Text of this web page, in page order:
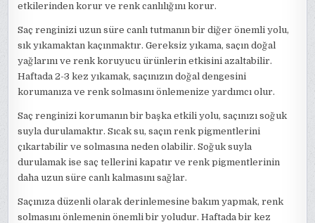
etkilerinden korur ve renk canlılığını korur.
Saç renginizi uzun süre canlı tutmanın bir diğer önemli yolu,
sık yıkamaktan kaçınmaktır. Gereksiz yıkama, saçın doğal
yağlarını ve renk koruyucu ürünlerin etkisini azaltabilir.
Haftada 2-3 kez yıkamak, saçınızın doğal dengesini
korumanıza ve renk solmasını önlemenize yardımcı olur.
Saç renginizi korumanın bir başka etkili yolu, saçınızı soğuk
suyla durulamaktır. Sıcak su, saçın renk pigmentlerini
çıkartabilir ve solmasına neden olabilir. Soğuk suyla
durulamak ise saç tellerini kapatır ve renk pigmentlerinin
daha uzun süre canlı kalmasını sağlar.
Saçınıza düzenli olarak derinlemesine bakım yapmak, renk
solmasını önlemenin önemli bir yoludur. Haftada bir kez